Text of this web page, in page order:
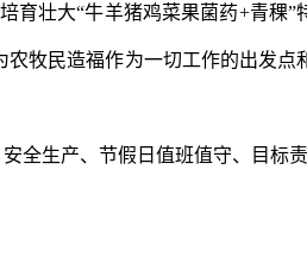
壮大“牛羊猪鸡菜果菌药+青稞”
牧民造福作为一切工作的出发
全生产、节假日值班值守、目标